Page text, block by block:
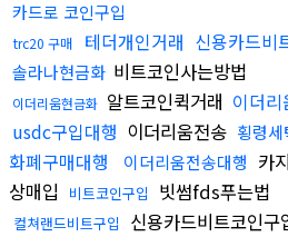
카드로 코인구입
trc20 구매 테더개인거래 신용카드비
솔라나현금화 비트코인사는방법
이더리움현금화 알트코인퀵거래 이더리
usdc구입대행 이더리움전송 횡령세
화폐구매대행
이더리움전송대행 카
상매입
비트코인구입 빗썸fds푸는법
컬쳐랜드비트구입 신용카드비트코인구